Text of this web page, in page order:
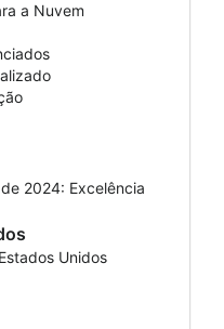
Unidos
2024: Excelência
a Nuvem